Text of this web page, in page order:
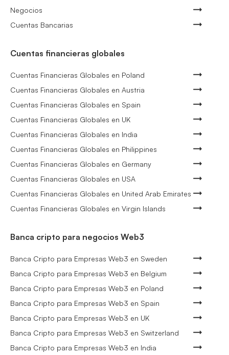
Negocios
Cuentas Bancarias
Cuentas financieras globales
Cuentas Financieras Globales en Poland
Cuentas Financieras Globales en Austria
Cuentas Financieras Globales en Spain
Cuentas Financieras Globales en UK
Cuentas Financieras Globales en India
Cuentas Financieras Globales en Philippines
Cuentas Financieras Globales en Germany
Cuentas Financieras Globales en USA
Cuentas Financieras Globales en United Arab Emirates
Cuentas Financieras Globales en Virgin Islands
Banca cripto para negocios Web3
Banca Cripto para Empresas Web3 en Sweden
Banca Cripto para Empresas Web3 en Belgium
Banca Cripto para Empresas Web3 en Poland
Banca Cripto para Empresas Web3 en Spain
Banca Cripto para Empresas Web3 en UK
Banca Cripto para Empresas Web3 en Switzerland
Banca Cripto para Empresas Web3 en India